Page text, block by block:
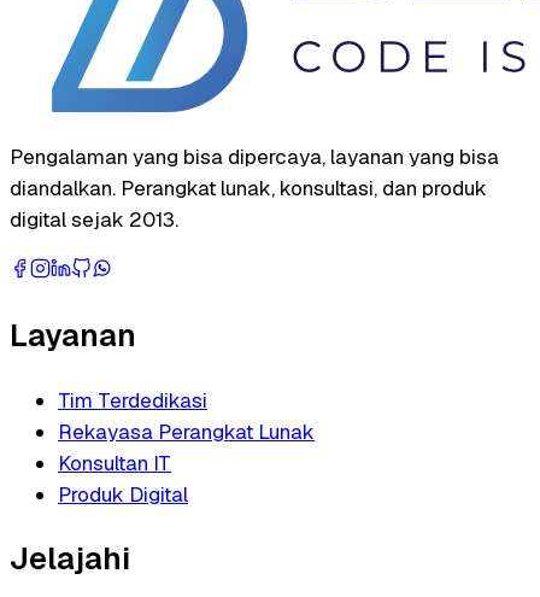
Pengalaman yang bisa dipercaya, layanan yang bisa
diandalkan. Perangkat lunak, konsultasi, dan produk
digital sejak 2013.
Layanan
Tim Terdedikasi
Rekayasa Perangkat Lunak
Konsultan IT
Produk Digital
Jelajahi